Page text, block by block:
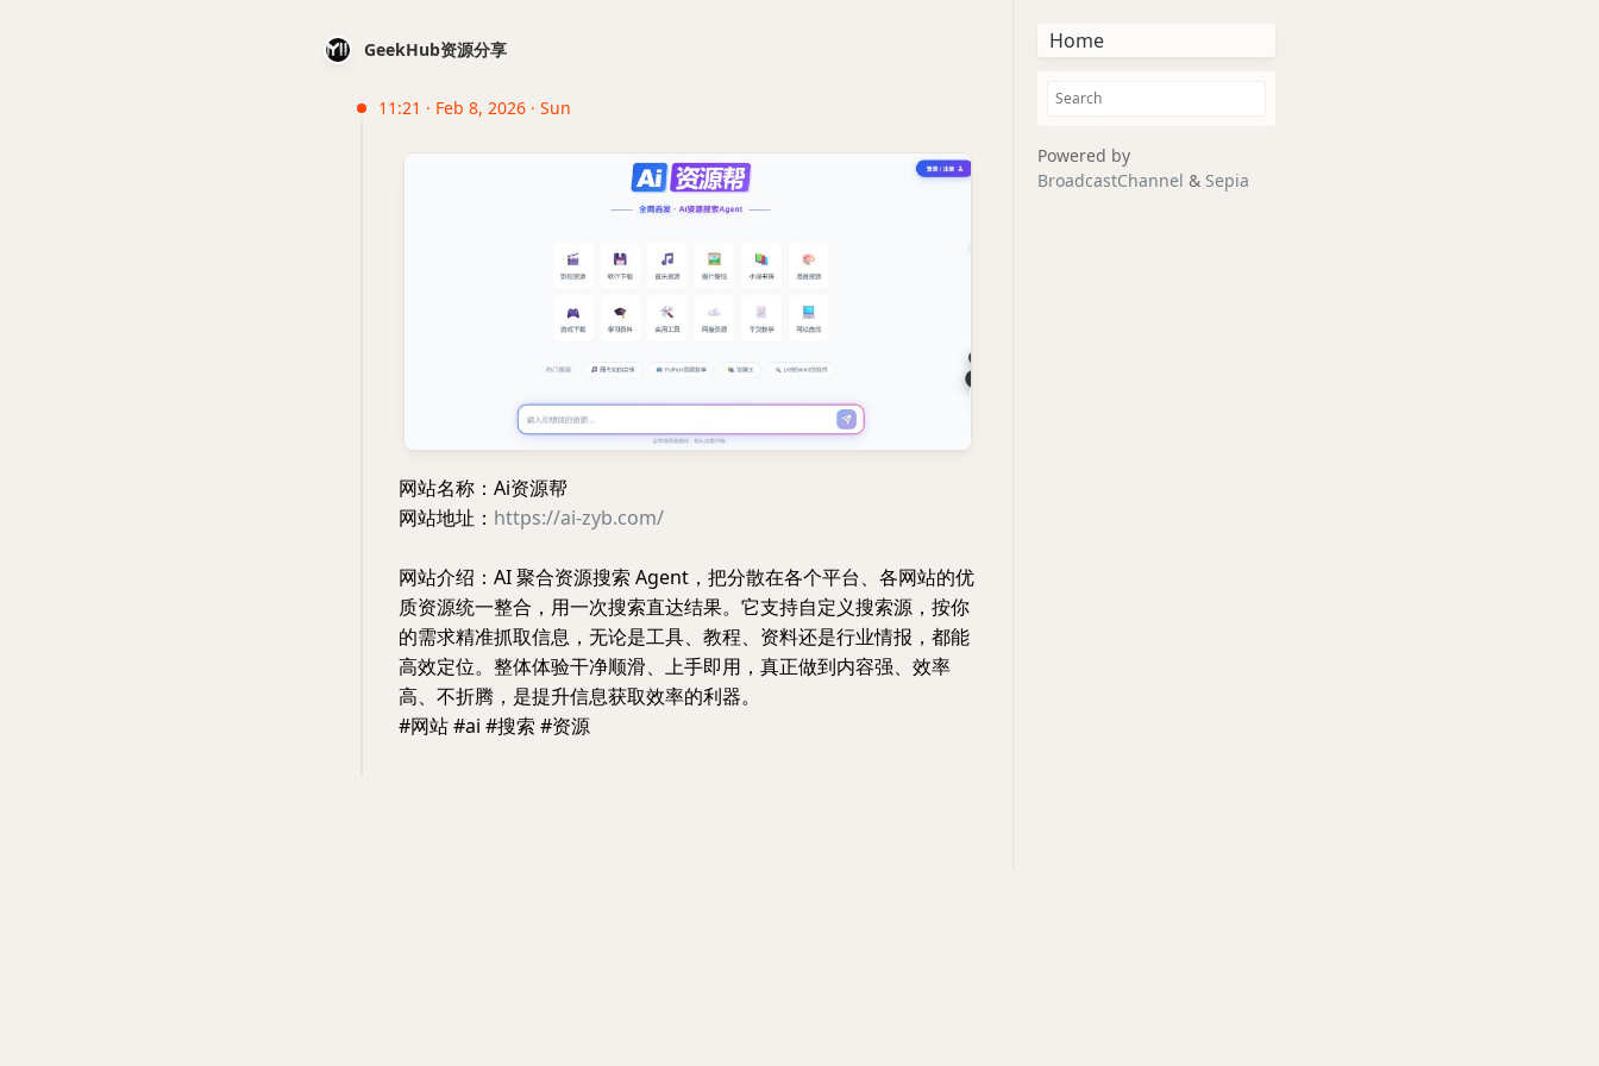
GeekHub资源分享
11:21 · Feb 8, 2026 · Sun
网站名称：Ai资源帮
网站地址： https://ai-zyb.com/
网站介绍：AI 聚合资源搜索 Agent，把分散在各个平台、各网站的优
质资源统一整合，用一次搜索直达结果。它支持自定义搜索源，按你
的需求精准抓取信息，无论是工具、教程、资料还是行业情报，都能
高效定位。整体体验干净顺滑、上手即用，真正做到内容强、效率
高、不折腾，是提升信息获取效率的利器。
#网站 #ai #搜索 #资源
Home
Powered by
BroadcastChannel & Sepia